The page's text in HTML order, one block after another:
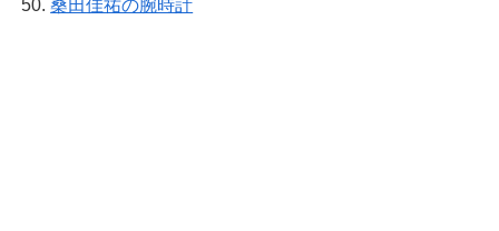
桑田佳祐の腕時計